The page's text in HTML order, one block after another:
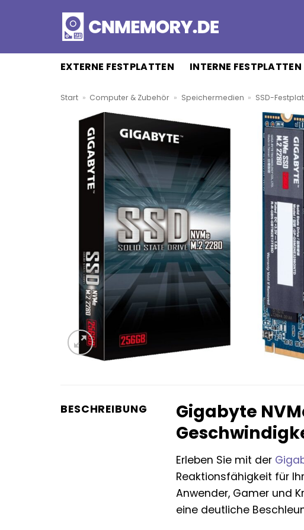
EXTERNE FESTPLATTEN INTERNE FESTPLATTEN
Start » Computer & Zubehör » Speichermedien » SSD-
BESCHREIBUNG
Gigabyte
Erleben Sie mit der
Reaktionsfähigkeit für
Anwender, Gamer und
eine deutliche